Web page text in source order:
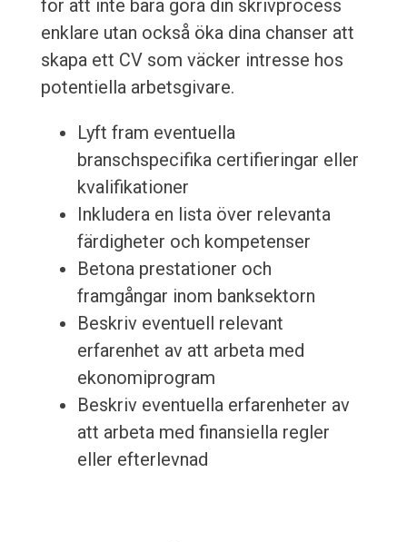
för att inte bara göra din skrivprocess
enklare utan också öka dina chanser att
skapa ett CV som väcker intresse hos
potentiella arbetsgivare.
Lyft fram eventuella
branschspecifika certifieringar eller
kvalifikationer
Inkludera en lista över relevanta
färdigheter och kompetenser
Betona prestationer och
framgångar inom banksektorn
Beskriv eventuell relevant
erfarenhet av att arbeta med
ekonomiprogram
Beskriv eventuella erfarenheter av
att arbeta med finansiella regler
eller efterlevnad